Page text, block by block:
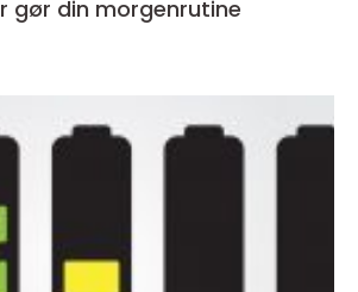
gør din morgenrutine